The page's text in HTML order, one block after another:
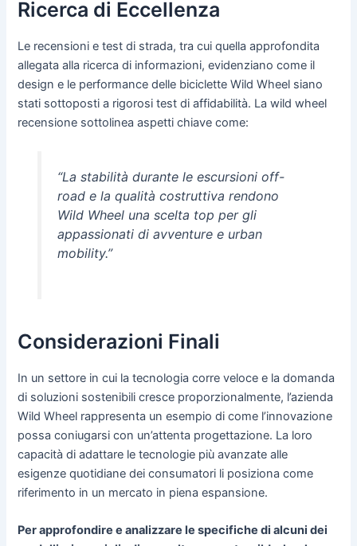
Ricerca di Eccellenza
Le recensioni e test di strada, tra cui quella approfondita
allegata alla ricerca di informazioni, evidenziano come il
design e le performance delle biciclette Wild Wheel siano
stati sottoposti a rigorosi test di affidabilità. La wild wheel
recensione sottolinea aspetti chiave come:
“La stabilità durante le escursioni off-
road e la qualità costruttiva rendono
Wild Wheel una scelta top per gli
appassionati di avventure e urban
mobility.”
Considerazioni Finali
In un settore in cui la tecnologia corre veloce e la domanda
di soluzioni sostenibili cresce proporzionalmente, l’azienda
Wild Wheel rappresenta un esempio di come l’innovazione
possa coniugarsi con un’attenta progettazione. La loro
capacità di adattare le tecnologie più avanzate alle
esigenze quotidiane dei consumatori li posiziona come
riferimento in un mercato in piena espansione.
Per approfondire e analizzare le specifiche di alcuni dei